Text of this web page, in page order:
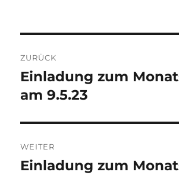
ZURÜCK
Vorheriger
Beitrag:
Einladung zum
am 9.5.23
WEITER
Nächster
Einladung zum